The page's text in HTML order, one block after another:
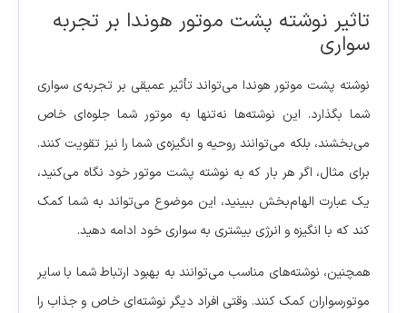
تاثیر نوشته پشت موتور هوندا بر تجربه
سواری
نوشته پشت موتور هوندا می‌تواند تأثیر عمیقی بر تجربه‌ی سواری
شما بگذارد. این نوشته‌ها نه‌تنها به موتور شما جلوه‌ای خاص
می‌بخشند، بلکه می‌توانند روحیه و انگیزه‌ی شما را نیز تقویت کنند.
برای مثال، اگر هر بار که به نوشته پشت موتور خود نگاه می‌کنید،
یک عبارت الهام‌بخش ببینید، این موضوع می‌تواند به شما کمک
کند که با انگیزه و انرژی بیشتری به سواری خود ادامه دهید.
همچنین، نوشته‌های مناسب می‌توانند به بهبود ارتباط شما با سایر
موتور‌سواران کمک کنند. وقتی افراد دیگر نوشته‌ای خاص و جذاب را